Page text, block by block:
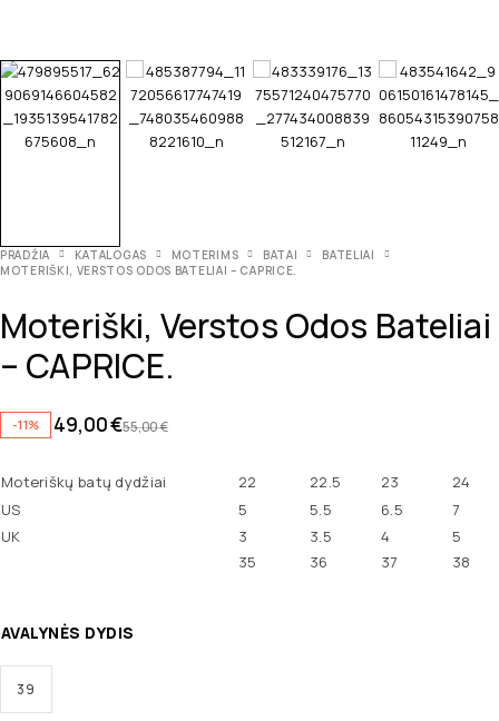
PRADŽIA KATALOGAS MOTERIMS BATAI
BATELIAI
MOTERIŠKI, VERSTOS ODOS BATELIAI – CAPRICE.
Moteriški, Verstos Odos Bateliai
– CAPRICE.
-11% 55,00€
49,00€
Moteriškų batų dydžiai 22 22.5 23
24
US
5 5.5 6.5
7
UK
3 3.5 4
5
35
36 37 38
AVALYNĖS DYDIS
39